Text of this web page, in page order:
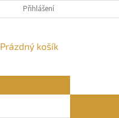
KDE NÁS NAJDETE
Přihlášení
NÁKUPNÍ
Prázdný košík